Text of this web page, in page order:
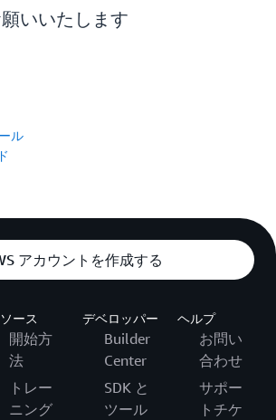
いいたします
ル
アカウントを作成する
ース
開始方
法
トレー
ニング
デベロッパー
Builder
Center
SDK と
ツール
ヘルプ
お問い
合わせ
サポー
トチケ